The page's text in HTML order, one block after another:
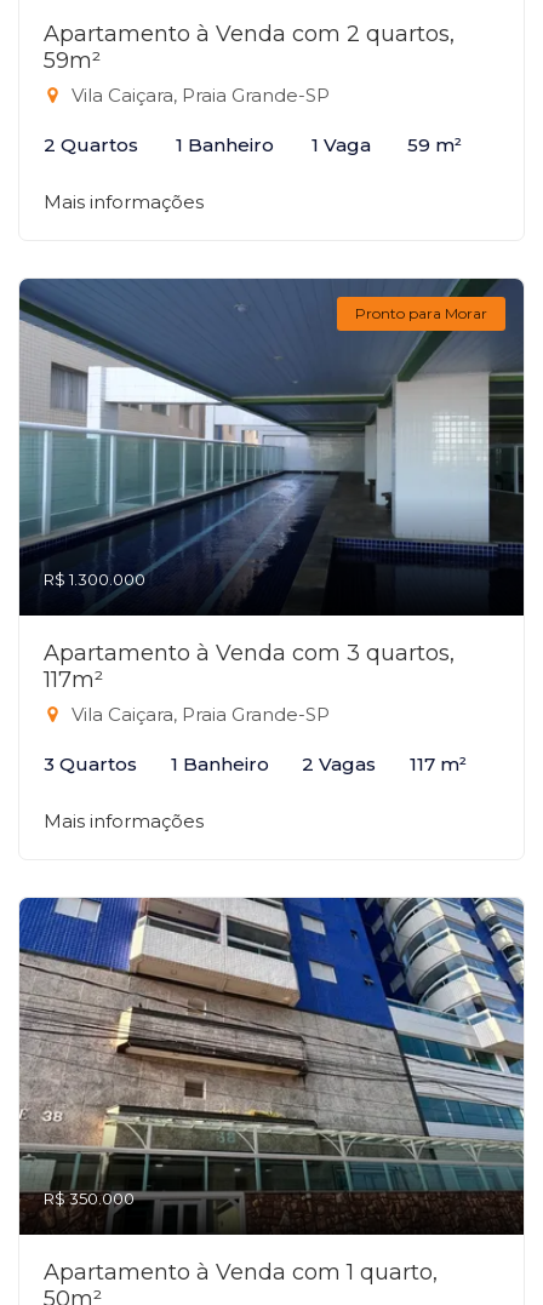
Apartamento à Venda com 2 quartos,
59m²
Vila Caiçara, Praia Grande-SP
2 Quartos 1 Banheiro 1 Vaga 59 m²
Mais informações
Pronto para Morar
R$ 1.300.000
Apartamento à Venda com 3 quartos,
117m²
Vila Caiçara, Praia Grande-SP
3 Quartos 1 Banheiro 2 Vagas 117 m²
Mais informações
R$ 350.000
Apartamento à Venda com 1 quarto,
50m²